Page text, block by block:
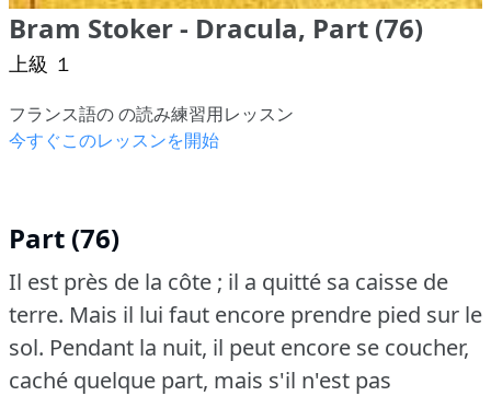
Bram Stoker - Dracula, Part (76)
上級 １
フランス語の の読み練習用レッスン
今すぐこのレッスンを開始
Part (76)
Il est près de la côte ; il a quitté sa caisse de
terre. Mais il lui faut encore prendre pied sur le
sol. Pendant la nuit, il peut encore se coucher,
caché quelque part, mais s'il n'est pas